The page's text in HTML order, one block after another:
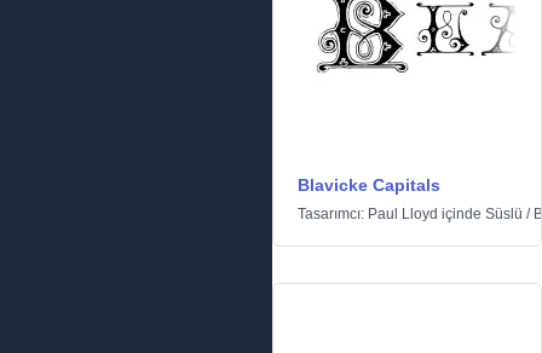
Blavicke Capitals
Tasarımcı: Paul Lloyd içinde Süslü /